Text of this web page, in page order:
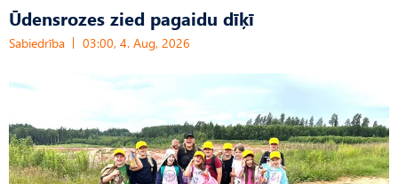
Ūdensrozes zied pagaidu dīķī
Sabiedrība 03:00, 4. Aug, 2026